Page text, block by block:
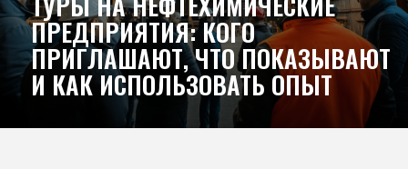
ПРЕДПРИЯТИЯ: КОГО
ПРИГЛАШАЮТ, ЧТО ПОКАЗЫВАЮТ
И КАК ИСПОЛЬЗОВАТЬ ОПЫТ